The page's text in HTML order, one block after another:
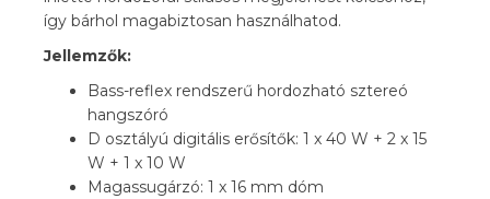
így bárhol magabiztosan használhatod.
Jellemzők:
Bass-reflex rendszerű hordozható sztereó
hangszóró
D osztályú digitális erősítők: 1 x 40 W + 2 x 15
W + 1 x 10 W
Magassugárzó: 1 x 16 mm dóm